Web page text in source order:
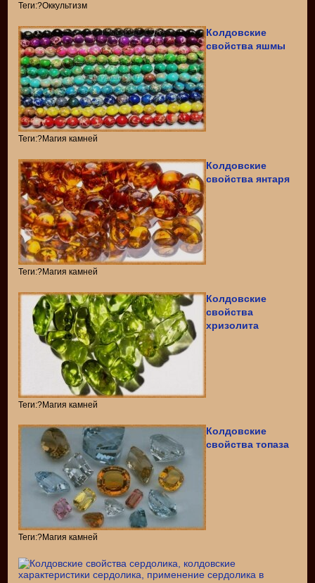
Теги:?Оккультизм
Колдовские
свойства яшмы
Теги:?Магия камней
Колдовские
свойства янтаря
Теги:?Магия камней
Колдовские
свойства
хризолита
Теги:?Магия камней
Колдовские
свойства топаза
Теги:?Магия камней